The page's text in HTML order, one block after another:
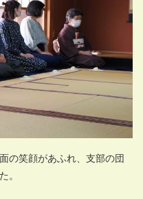
の笑顔があふれ、支部の団
。